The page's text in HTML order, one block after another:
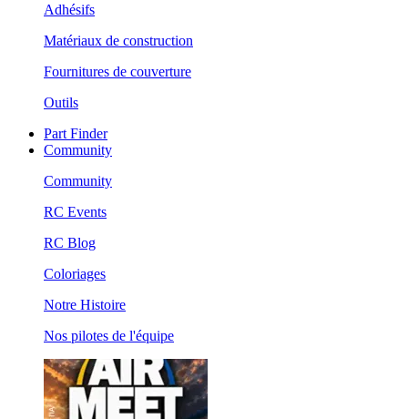
Adhésifs
Matériaux de construction
Fournitures de couverture
Outils
Part Finder
Community
Community
RC Events
RC Blog
Coloriages
Notre Histoire
Nos pilotes de l'équipe